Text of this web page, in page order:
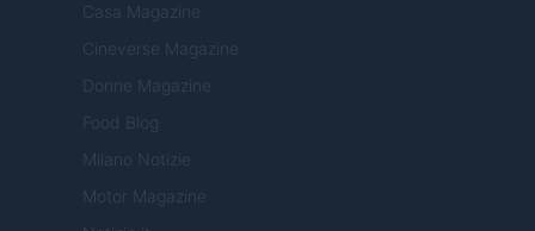
Casa Magazine
Cineverse Magazine
Donne Magazine
Food Blog
Milano Notizie
Motor Magazine